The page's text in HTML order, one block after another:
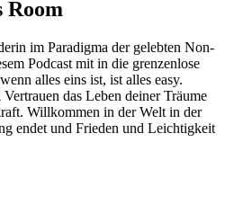
Room
im Paradigma der gelebten Non-
Podcast mit in die grenzenlose
alles eins ist, ist alles easy.
das Leben deiner Träume
Willkommen in der Welt in der
endet und Frieden und Leichtigkeit